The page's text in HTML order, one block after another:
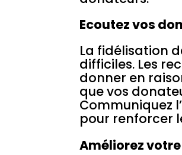
Ecoutez vos
La fidélisation
difficiles. Les
donner en
que vos
Communiquez
pour renforcer
Améliorez